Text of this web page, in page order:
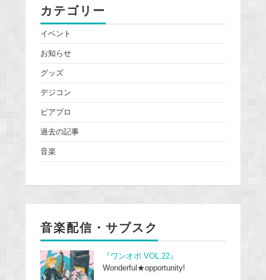
カテゴリー
イベント
お知らせ
グッズ
デジコン
ピアプロ
過去の記事
音楽
音楽配信・サブスク
『ワンオポ VOL.22』
Wonderful★opportunity!